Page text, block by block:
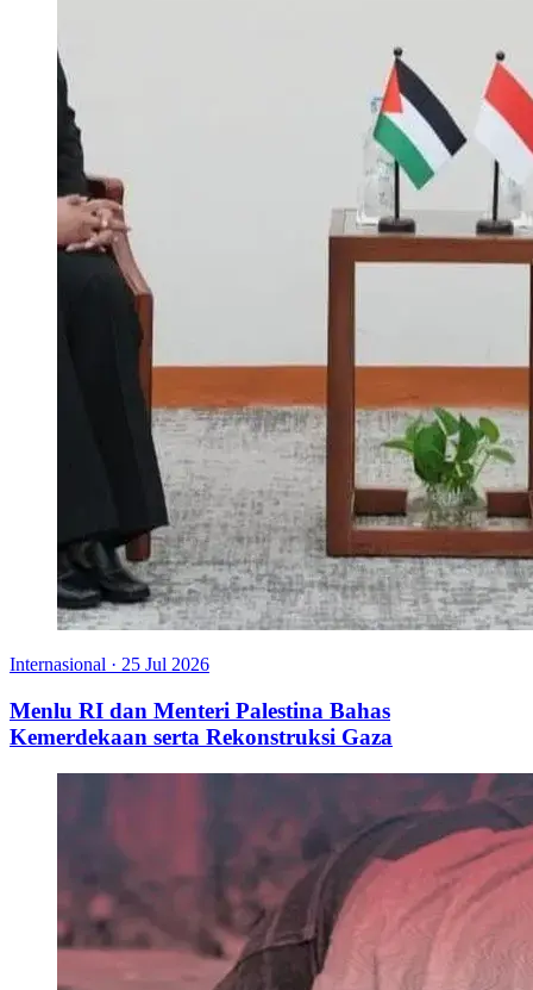
Internasional · 25 Jul 2026
Menlu RI dan Menteri Palestina Bahas
Kemerdekaan serta Rekonstruksi Gaza